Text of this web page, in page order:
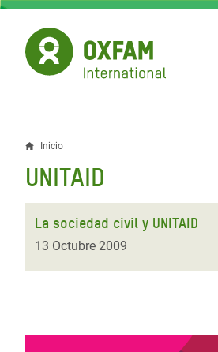
Pasar
contenido
principal
Sobrescribir
enlaces
de
ayuda
a
Inicio
UNITAID
La sociedad civil y UNITAID
13 Octubre 2009